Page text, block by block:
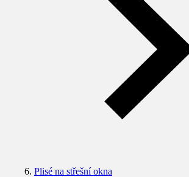
Plisé na střešní okna